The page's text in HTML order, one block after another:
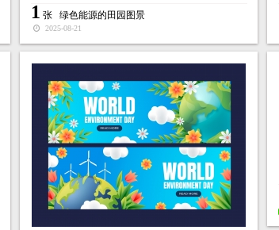
1 张 绿色能源的田园图景
2025-08-21